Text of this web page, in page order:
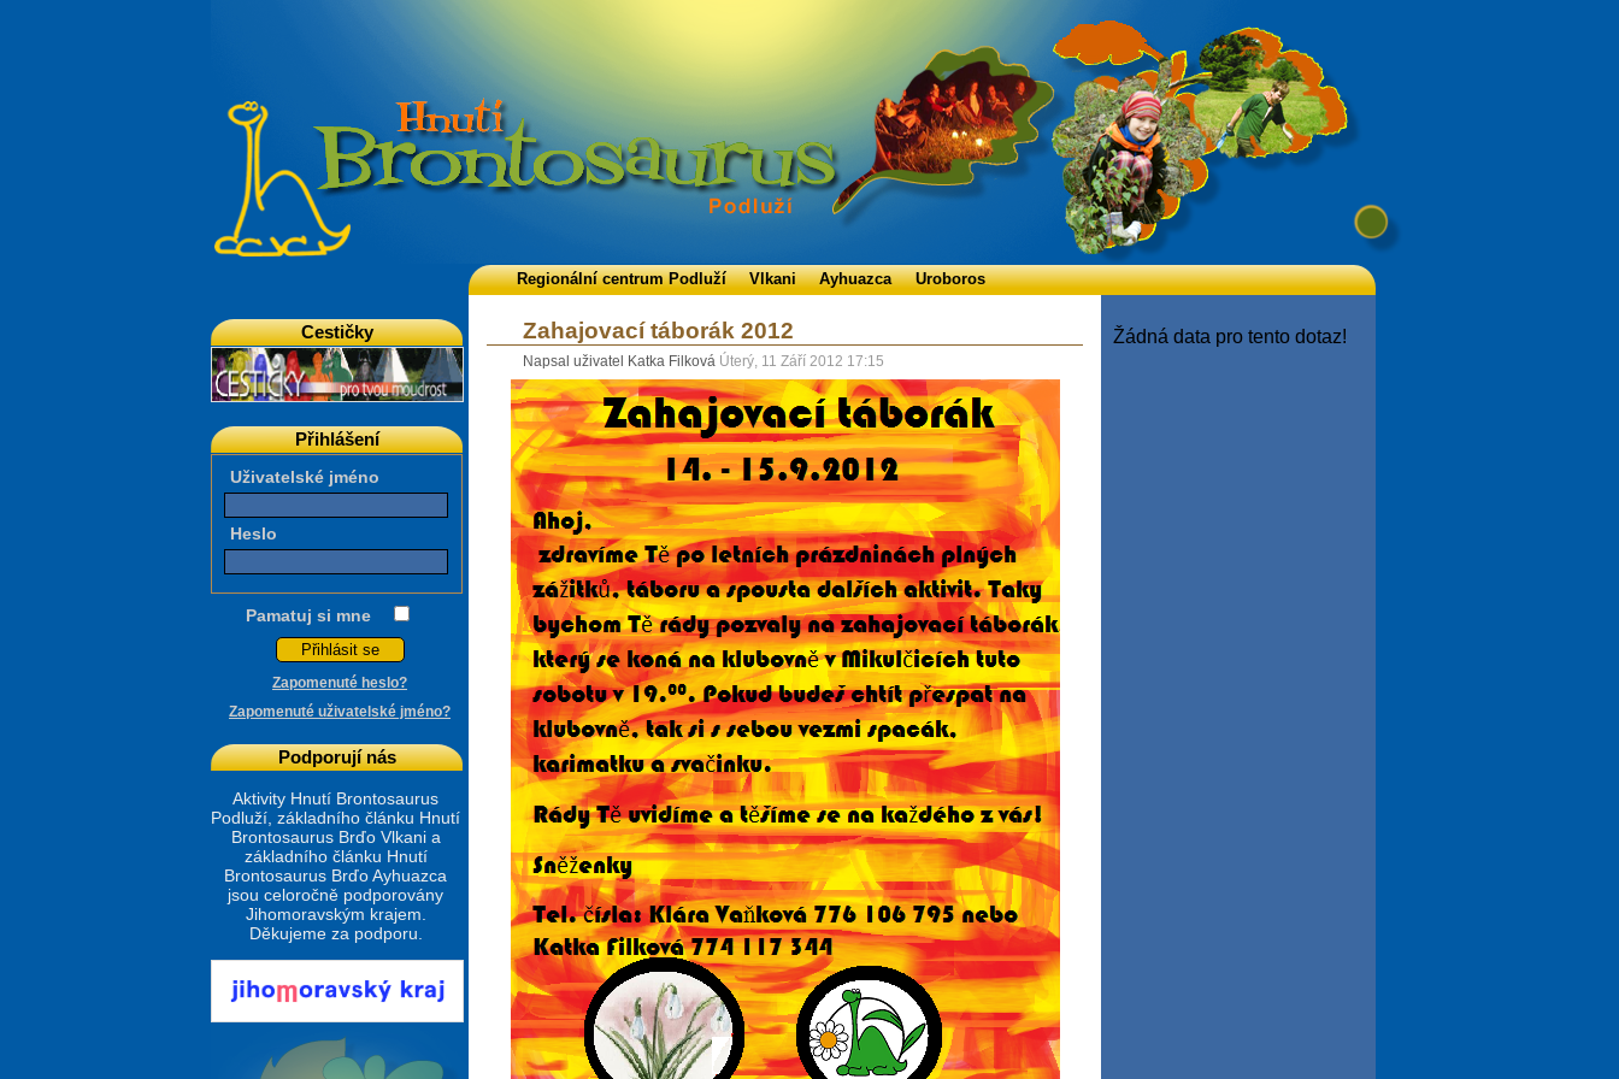
Regionální centrum Podluží Vlkani Ayhuazca Uroboros
Cestičky
Přihlášení
Uživatelské jméno
Heslo
Pamatuj si mne
Zapomenuté heslo?
Zapomenuté uživatelské jméno?
Podporují nás
Aktivity Hnutí Brontosaurus
Podluží, základního článku Hnutí
Brontosaurus Brďo Vlkani a
základního článku Hnutí
Brontosaurus Brďo Ayhuazca
jsou celoročně podporovány
Jihomoravským krajem.
Děkujeme za podporu.
Zahajovací táborák 2012
Napsal uživatel Katka Filková Úterý, 11 Září 2012 17:15
Žádná data pro tento dotaz!